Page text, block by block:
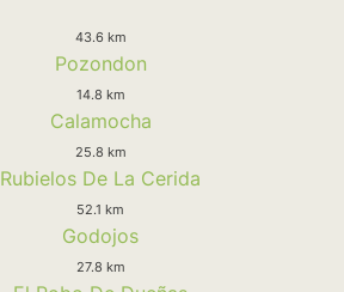
43.6 km
Pozondon
14.8 km
Calamocha
25.8 km
Rubielos De La Cerida
52.1 km
Godojos
27.8 km